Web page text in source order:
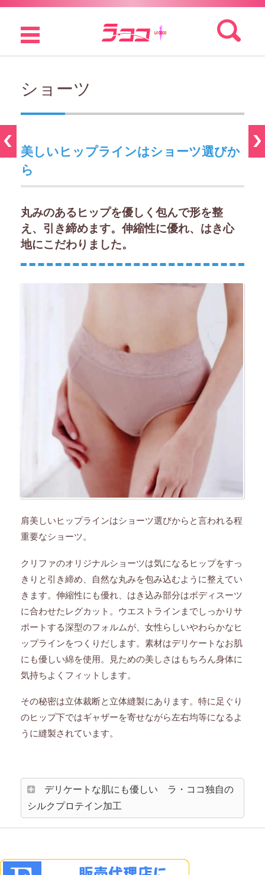
検索:
コンテンツに移動
ショーツ
美しいヒップラインはショーツ選びか
ら
丸みのあるヒップを優しく包んで形を整
え、引き締めます。伸縮性に優れ、はき心
地にこだわりました。
肩美しいヒップラインはショーツ選びからと言われる程
重要なショーツ。
クリファのオリジナルショーツは気になるヒップをすっ
きりと引き締め、自然な丸みを包み込むように整えてい
きます。伸縮性にも優れ、はき込み部分はボディスーツ
に合わせたレグカット。ウエストラインまでしっかりサ
ポートする深型のフォルムが、女性らしいやわらかなヒ
ップラインをつくりだします。素材はデリケートなお肌
にも優しい綿を使用。見ための美しさはもちろん身体に
気持ちよくフィットします。
その秘密は立体裁断と立体縫製にあります。特に足ぐり
のヒップ下ではギャザーを寄せながら左右均等になるよ
うに縫製されています。
デリケートな肌にも優しい ラ・ココ独自の
シルクプロテイン加工